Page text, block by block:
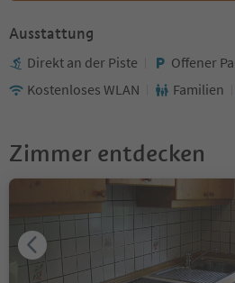
Ausstattung
Direkt an der Piste
Offener
Kostenloses WLAN
Familien
Zimmer entdecken